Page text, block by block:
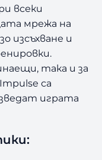
всеки
мрежа на
изсъхване и
така и за
са
играта